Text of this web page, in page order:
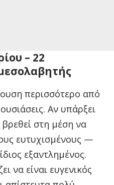
– 22
περισσότερο από
Αν υπάρξει
στη μέση να
ευτυχισμένους —
εξαντλημένος.
να είναι ευγενικός